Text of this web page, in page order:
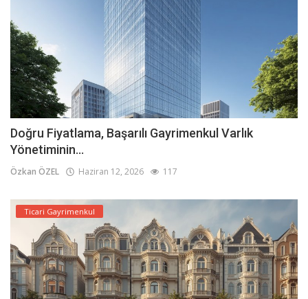
Doğru Fiyatlama, Başarılı Gayrimenkul Varlık
Yönetiminin...
Özkan ÖZEL Haziran 12, 2026 117
Ticari Gayrimenkul